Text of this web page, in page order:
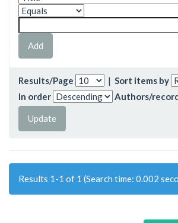
Results/Page | Sort items by
In order
Authors/
Results 1-1 of 1 (Search time: 0.002